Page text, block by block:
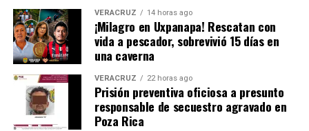
VERACRUZ 14 horas ago
¡Milagro en Uxpanapa! Rescatan con
vida a pescador, sobrevivió 15 días en
una caverna
VERACRUZ 22 horas ago
Prisión preventiva oficiosa a presunto
responsable de secuestro agravado en
Poza Rica